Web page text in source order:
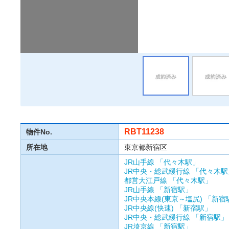
物件No. RBT11238
所在地
東京都新宿区
JR山手線
「代々木駅」
JR中央・総武緩行線
「代々木
都営大江戸線
「代々木駅」
JR山手線
「新宿駅」
JR中央本線(東京～塩尻)
「新
JR中央線(快速)
「新宿駅」
JR中央・総武緩行線
「新宿駅」
JR埼京線
「新宿駅」